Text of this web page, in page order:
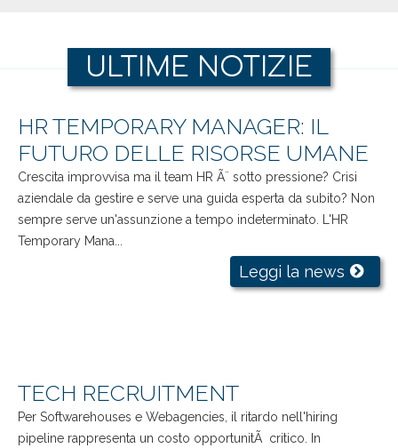
ULTIME NOTIZIE
HR TEMPORARY MANAGER: IL
FUTURO DELLE RISORSE UMANE
Crescita improvvisa ma il team HR Ã¨ sotto pressione? Crisi
aziendale da gestire e serve una guida esperta da subito? Non
sempre serve un'assunzione a tempo indeterminato. L'HR
Temporary Mana...
Leggi la news
TECH RECRUITMENT
Per Softwarehouses e Webagencies, il ritardo nell'hiring
pipeline rappresenta un costo opportunitÃ critico. In